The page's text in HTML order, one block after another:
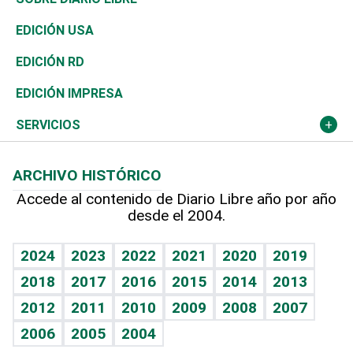
Reportajes
África
Ocenanía
Caribe
Resto del mundo
Vivienda
Telecom.
Global y variable
Economía personal
Buena Vida
Sociales
Novedades
Podcast Arte Libre
Hablando con el pediatra
Vida y familia
Eñe
Celebrando la vida
Sin complejos
Ciclismo
Tenis
Olimpismo
Más deportes
Línea de hit
TBT Deportivo
En Directo
El Espía
Noticiero Poteleche
Columnistas
Más firmas
Tecnología
Historia
Martes de tecnología
Cambio climático
Economía
Revista
Deportes
Opinión
Hecho en casa
Guía del dinero
EDICIÓN USA
EDICIÓN RD
EDICIÓN IMPRESA
SERVICIOS
Cumpleaños
Horóscopos
Crucigramas
ARCHIVO HISTÓRICO
Accede al contenido de Diario Libre año por año
desde el 2004.
2024 2023 2022 2021 2020
2019
2018
2017 2016 2015 2014
2013
2012
2011 2010 2009 2008
2007
2006
2005 2004